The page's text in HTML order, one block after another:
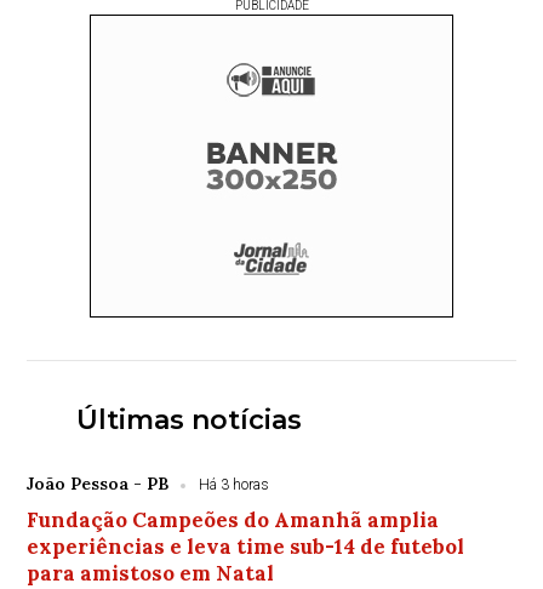
PUBLICIDADE
Últimas notícias
João Pessoa - PB Há 3 horas
Fundação Campeões do Amanhã amplia
experiências e leva time sub-14 de futebol
para amistoso em Natal